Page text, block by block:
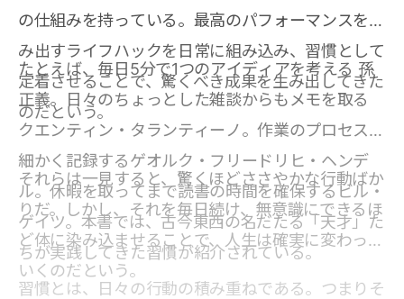
の仕組みを持っている。最高のパフォーマンスを生
み出すライフハックを日常に組み込み、習慣として
定着させることで、驚くべき成果を生み出してきた
のだという。
たとえば、毎日5分で1つのアイディアを考える 孫
正義。日々のちょっとした雑談からもメモを取る
クエンティン・タランティーノ。作業のプロセスを
細かく記録するゲオルク・フリードリヒ・ヘンデ
ル。休暇を取ってまで読書の時間を確保するビル・
ゲイツ。本書では、古今東西の名だたる「天才」た
ちが実践してきた習慣が紹介されている。
それらは一見すると、驚くほどささやかな行動ばか
りだ。しかし、それを毎日続け、無意識にできるほ
ど体に染み込ませることで、人生は確実に変わって
いくのだという。
習慣とは、日々の行動の積み重ねである。つまりそ